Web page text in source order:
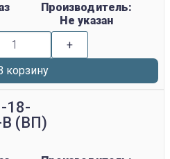
Производитель:
Не указан
+
корзину
18-
(ВП)